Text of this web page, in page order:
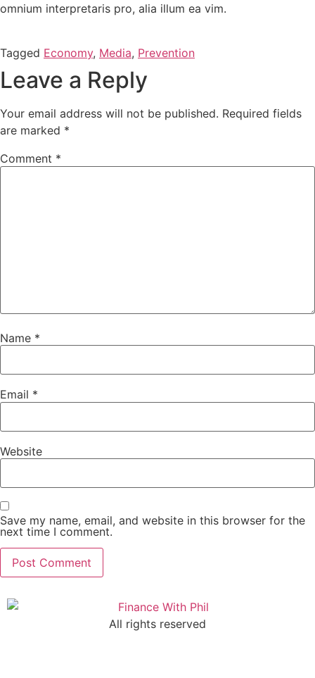
omnium interpretaris pro, alia illum ea vim.
Tagged Economy, Media, Prevention
Leave a Reply
Your email address will not be published. Required fields
are marked *
Comment *
Name *
Email *
Website
Save my name, email, and website in this browser for the
next time I comment.
All rights reserved